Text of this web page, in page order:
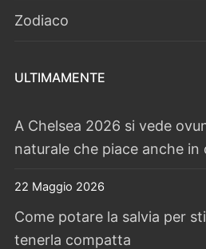
Zodiaco
ULTIMAMENTE
A Chelsea 2026 si vede
naturale che piace anche in
22 Maggio 2026
Come potare la salvia per
tenerla compatta